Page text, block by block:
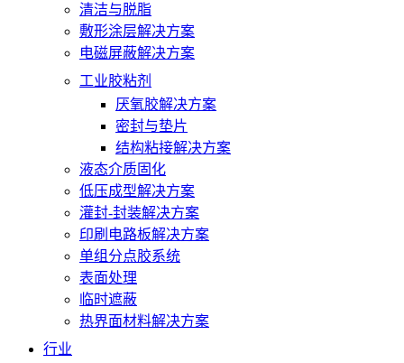
清洁与脱脂
敷形涂层解决方案
电磁屏蔽解决方案
工业胶粘剂
厌氧胶解决方案
密封与垫片
结构粘接解决方案
液态介质固化
低压成型解决方案
灌封-封装解决方案
印刷电路板解决方案
单组分点胶系统
表面处理
临时遮蔽
热界面材料解决方案
行业